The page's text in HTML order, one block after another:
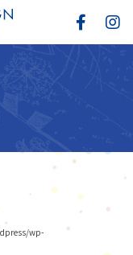
wp-